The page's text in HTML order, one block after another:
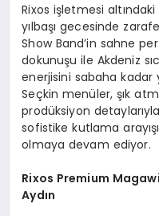
Rixos işletmesi
yılbaşı gecesinde
Show Band’in sahne
dokunuşu ile Akdeniz
enerjisini sabaha
Seçkin menüler, şık
prodüksiyon
sofistike kutlama
olmaya devam ediyor.
Rixos Premium
Aydın